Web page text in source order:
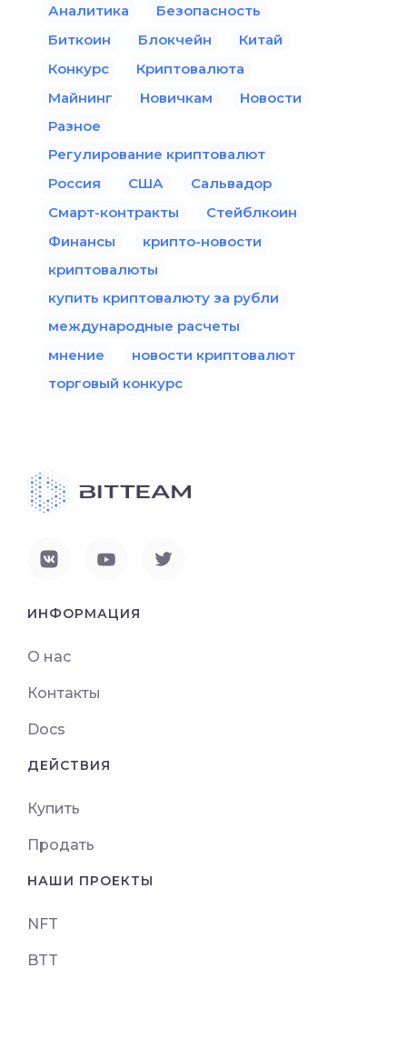
Аналитика
Безопасность
Биткоин
Блокчейн
Китай
Конкурс
Криптовалюта
Майнинг
Новичкам
Новости
Разное
Регулирование криптовалют
Россия
США
Сальвадор
Смарт-контракты
Стейблкоин
Финансы
крипто-новости
криптовалюты
купить криптовалюту за рубли
международные расчеты
мнение
новости криптовалют
торговый конкурс
ИНФОРМАЦИЯ
О нас
Контакты
Docs
ДЕЙСТВИЯ
Купить
Продать
НАШИ ПРОЕКТЫ
NFT
BTT